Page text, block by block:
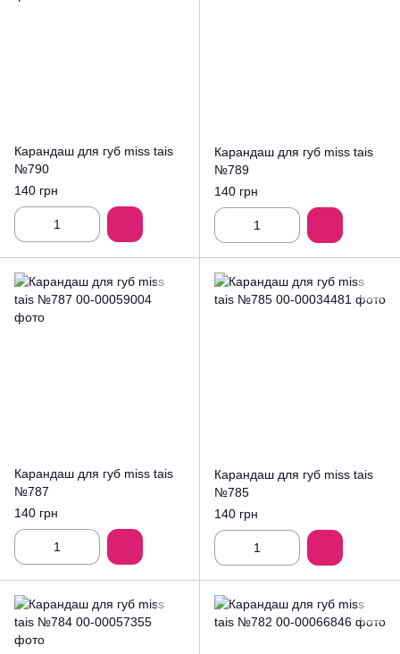
Карандаш для губ miss tais
№790
140 грн
Карандаш для губ miss tais
№789
140 грн
Карандаш для губ miss tais
№787
140 грн
Карандаш для губ miss tais
№785
140 грн